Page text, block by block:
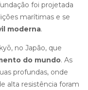
foi projetada
marítimas e se
moderna.
no Japão, que
do mundo. As
profundas, onde
alta resistência foram